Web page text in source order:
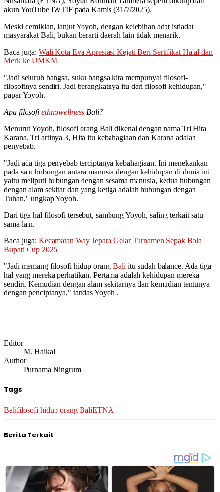
akun YouTube IWTIF pada Kamis (31/7/2025).
Meski demikian, lanjut Yoyoh, dengan kelebihan adat istiadat
masyarakat Bali, bukan berarti daerah lain tidak menarik.
Baca juga: Wali Kota Eva Apresiasi Kejati Beri Sertifikat Halal dan
Merk ke UMKM
"Jadi seluruh bangsa, suku bangsa kita mempunyai filosofi-
filosofinya sendiri. Jadi berangkatnya itu dari filosofi kehidupan,"
papar Yoyoh.
Apa filosofi ethnowellness Bali?
Menurut Yoyoh, filosofi orang Bali dikenal dengan nama Tri Hita
Karana. Tri artinya 3, Hita itu kebahagiaan dan Karana adalah
penyebab.
"Jadi ada tiga penyebab terciptanya kebahagiaan. Ini menekankan
pada satu hubungan antara manusia dengan kehidupan di dunia ini
yaitu meliputi hubungan dengan sesama manusia, kedua hubungan
dengan alam sekitar dan yang ketiga adalah hubungan dengan
Tuhan," ungkap Yoyoh.
Dari tiga hal filosofi tersebut, sambung Yoyoh, saling terkait satu
sama lain.
Baca juga: Kecamatan Way Jepara Gelar Turnamen Sepak Bola
Bupati Cup 2025
"Jadi memang filosofi hidup orang Bali itu sudah balance. Ada tiga
hal yang mereka perhatikan. Pertama adalah kehidupan mereka
sendiri. Kemudian dengan alam sekitarnya dan kemudian tentunya
dengan penciptanya," tandas Yoyoh .
Editor
M. Haikal
Author
Purnama Ningrum
Tags
Balifilosofi hidup orang BaliETNA
Berita Terkait